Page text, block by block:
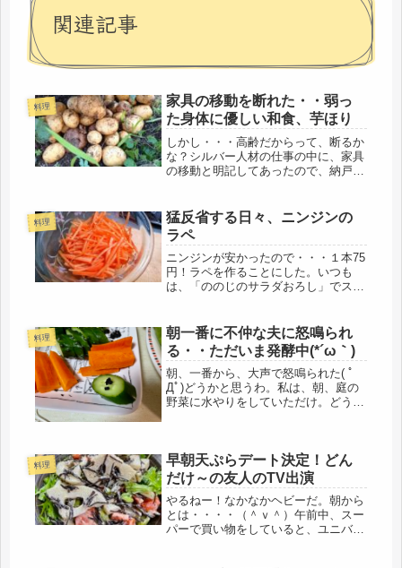
関連記事
料理
家具の移動を断れた・・弱っ
た身体に優しい和食、芋ほり
しかし・・・高齢だからって、断るか
な？シルバー人材の仕事の中に、家具
の移動と明記してあったので、納戸の
タンスは桐だし、年数経過で軽いはず
なのに）・・・高齢者なので運べませ
ん...
料理
猛反省する日々、ニンジンの
ラペ
ニンジンが安かったので・・・１本75
円！ラペを作ることにした。いつも
は、「ののじのサラダおろし」でスラ
く切り、少しだけ塩でしんなりその間
にドレッシング作り。材料は少ないの
で...
料理
朝一番に不仲な夫に怒鳴られ
る・・ただいま発酵中(*´ω｀)
朝、一番から、大声で怒鳴られた( ﾟ
Дﾟ)どうかと思うわ。私は、朝、庭の
野菜に水やりをしていただけ。どう
ぞ！」・・・だって。水で腐るような
家...
料理
早朝天ぷらデート決定！どん
だけ～の友人のTV出演
やるねー！なかなかヘビーだ。朝から
とは・・・・（＾ｖ＾）午前中、スー
パーで買い物をしていると、ユニバの